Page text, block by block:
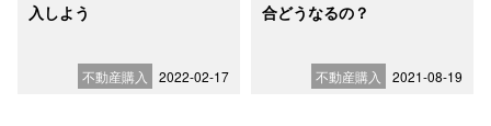
入しよう
不動産購入 2022-02-17
合どうなるの？
不動産購入 2021-08-19